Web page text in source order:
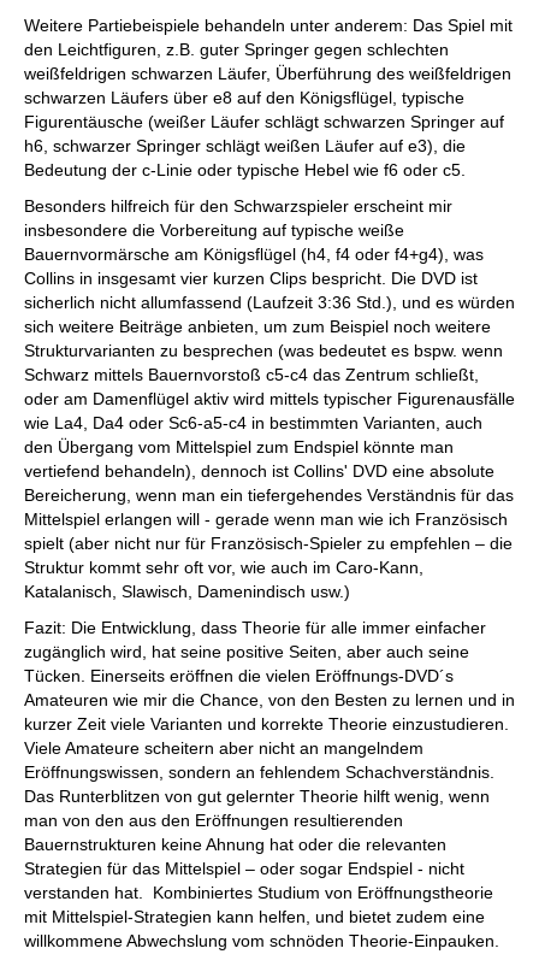
Weitere Partiebeispiele behandeln unter anderem: Das Spiel mit
den Leichtfiguren, z.B. guter Springer gegen schlechten
weißfeldrigen schwarzen Läufer, Überführung des weißfeldrigen
schwarzen Läufers über e8 auf den Königsflügel, typische
Figurentäusche (weißer Läufer schlägt schwarzen Springer auf
h6, schwarzer Springer schlägt weißen Läufer auf e3), die
Bedeutung der c-Linie oder typische Hebel wie f6 oder c5.
Besonders hilfreich für den Schwarzspieler erscheint mir
insbesondere die Vorbereitung auf typische weiße
Bauernvormärsche am Königsflügel (h4, f4 oder f4+g4), was
Collins in insgesamt vier kurzen Clips bespricht. Die DVD ist
sicherlich nicht allumfassend (Laufzeit 3:36 Std.), und es würden
sich weitere Beiträge anbieten, um zum Beispiel noch weitere
Strukturvarianten zu besprechen (was bedeutet es bspw. wenn
Schwarz mittels Bauernvorstoß c5-c4 das Zentrum schließt,
oder am Damenflügel aktiv wird mittels typischer Figurenausfälle
wie La4, Da4 oder Sc6-a5-c4 in bestimmten Varianten, auch
den Übergang vom Mittelspiel zum Endspiel könnte man
vertiefend behandeln), dennoch ist Collins' DVD eine absolute
Bereicherung, wenn man ein tiefergehendes Verständnis für das
Mittelspiel erlangen will - gerade wenn man wie ich Französisch
spielt (aber nicht nur für Französisch-Spieler zu empfehlen – die
Struktur kommt sehr oft vor, wie auch im Caro-Kann,
Katalanisch, Slawisch, Damenindisch usw.)
Fazit: Die Entwicklung, dass Theorie für alle immer einfacher
zugänglich wird, hat seine positive Seiten, aber auch seine
Tücken. Einerseits eröffnen die vielen Eröffnungs-DVD´s
Amateuren wie mir die Chance, von den Besten zu lernen und in
kurzer Zeit viele Varianten und korrekte Theorie einzustudieren.
Viele Amateure scheitern aber nicht an mangelndem
Eröffnungswissen, sondern an fehlendem Schachverständnis.
Das Runterblitzen von gut gelernter Theorie hilft wenig, wenn
man von den aus den Eröffnungen resultierenden
Bauernstrukturen keine Ahnung hat oder die relevanten
Strategien für das Mittelspiel – oder sogar Endspiel - nicht
verstanden hat. Kombiniertes Studium von Eröffnungstheorie
mit Mittelspiel-Strategien kann helfen, und bietet zudem eine
willkommene Abwechslung vom schnöden Theorie-Einpauken.